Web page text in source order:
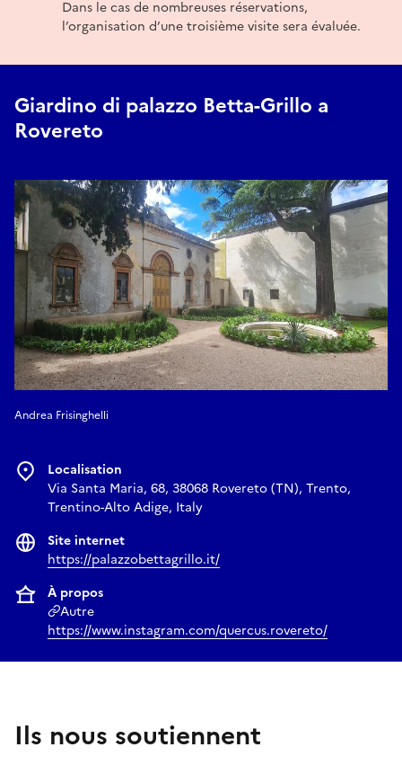
Dans le cas de nombreuses réservations,
l’organisation d’une troisième visite sera évaluée.
Giardino di palazzo Betta-Grillo a
Rovereto
Andrea Frisinghelli
Localisation
Via Santa Maria, 68, 38068 Rovereto (TN), Trento,
Trentino-Alto Adige, Italy
Site internet
https://palazzobettagrillo.it/
À propos
Autre
https://www.instagram.com/quercus.rovereto/
Ils nous soutiennent